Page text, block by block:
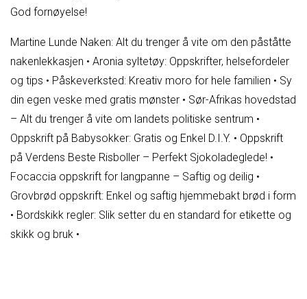
God fornøyelse!
Martine Lunde Naken: Alt du trenger å vite om den påståtte
nakenlekkasjen • Aronia syltetøy: Oppskrifter, helsefordeler
og tips • Påskeverksted: Kreativ moro for hele familien • Sy
din egen veske med gratis mønster • Sør-Afrikas hovedstad
– Alt du trenger å vite om landets politiske sentrum •
Oppskrift på Babysokker: Gratis og Enkel D.I.Y. • Oppskrift
på Verdens Beste Risboller – Perfekt Sjokoladeglede! •
Focaccia oppskrift for langpanne – Saftig og deilig •
Grovbrød oppskrift: Enkel og saftig hjemmebakt brød i form
• Bordskikk regler: Slik setter du en standard for etikette og
skikk og bruk •